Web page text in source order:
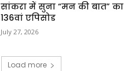
सांकरा में सुना “मन की बात” का
136वां एपिसोड
July 27, 2026
Load more